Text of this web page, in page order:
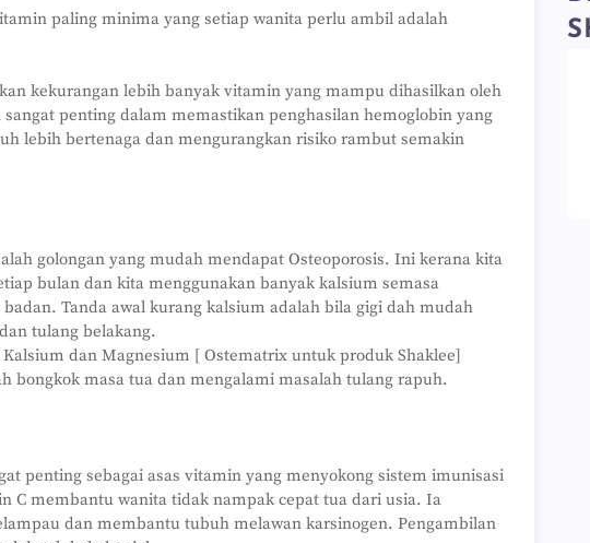
paling minima yang setiap wanita perlu ambil adalah
kekurangan lebih banyak vitamin yang mampu dihasilkan oleh
penting dalam memastikan penghasilan hemoglobin yang
lebih bertenaga dan mengurangkan risiko rambut semakin
golongan yang mudah mendapat Osteoporosis. Ini kerana kita
bulan dan kita menggunakan banyak kalsium semasa
Tanda awal kurang kalsium adalah bila gigi dah mudah
tulang belakang.
dan Magnesium [ Ostematrix untuk produk Shaklee]
bongkok masa tua dan mengalami masalah tulang rapuh.
penting sebagai asas vitamin yang menyokong sistem imunisasi
C membantu wanita tidak nampak cepat tua dari usia. Ia
dan membantu tubuh melawan karsinogen. Pengambilan